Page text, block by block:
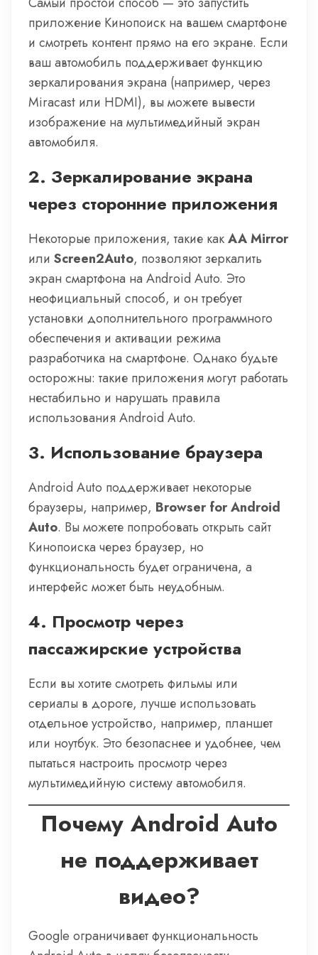
приложение Кинопоиск на вашем смартфоне
и смотреть контент прямо на его экране. Если
ваш автомобиль поддерживает функцию
зеркалирования экрана (например, через
Miracast или HDMI), вы можете вывести
изображение на мультимедийный экран
автомобиля.
2. Зеркалирование экрана
через сторонние приложения
Некоторые приложения, такие какAA Mirror
или Screen2Auto, позволяют зеркалить
экран смартфона на Android Auto. Это
неофициальный способ, и он требует
установки дополнительного программного
обеспечения и активации режима
разработчика на смартфоне. Однако будьте
осторожны: такие приложения могут работать
нестабильно и нарушать правила
использования Android Auto.
3. Использование браузера
Android Auto поддерживает некоторые
браузеры, например, Browser for Android
Auto. Вы можете попробовать открыть сайт
Кинопоиска через браузер, но
функциональность будет ограничена, а
интерфейс может быть неудобным.
4. Просмотр через
пассажирские устройства
Если вы хотите смотреть фильмы или
сериалы в дороге, лучше использовать
отдельное устройство, например, планшет
или ноутбук. Это безопаснее и удобнее, чем
пытаться настроить просмотр через
мультимедийную систему автомобиля.
Почему Android Auto
не поддерживает
видео?
Google ограничивает функциональность